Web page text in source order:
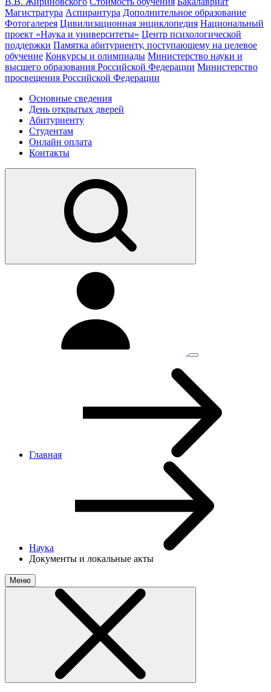
Магистратура Аспирантура Дополнительное образование
Фотогалерея Цивилизационная энциклопедия Национальный
проект «Наука и университеты» Центр психологической
поддержки Памятка абитуриенту, поступающему на целевое
обучение Конкурсы и олимпиады Министерство науки и
высшего образования Российской Федерации Министерство
просвещения Российской Федерации
Основные сведения
День открытых дверей
Абитуриенту
Студентам
Онлайн оплата
Контакты
Главная
Наука
Документы и локальные акты
Меню